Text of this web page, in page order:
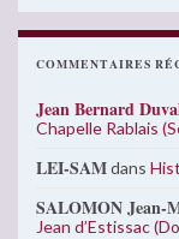
COMMENTAIRES
Jean Bernard
Chapelle Rablais
LEI-SAMdans
SALOMON Jean-
Jean d’Estissac